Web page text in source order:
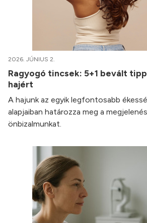
2026. JÚNIUS 2.
Ragyogó tincsek: 5+1 bevált
hajért
A hajunk az egyik legfontosabb
alapjaiban határozza meg a
önbizalmunkat.